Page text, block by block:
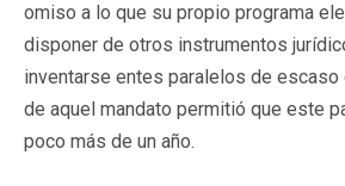
omiso a lo que su propio programa
disponer de otros instrumentos
inventarse entes paralelos de escaso
de aquel mandato permitió que este
poco más de un año.